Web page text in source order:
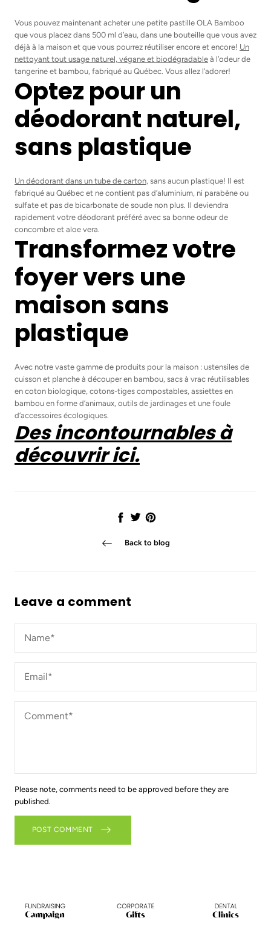
Vous pouvez maintenant acheter une petite pastille OLA Bamboo
que vous placez dans 500 ml d’eau, dans une bouteille que vous avez
déjà à la maison et que vous pourrez réutiliser encore et encore! Un
nettoyant tout usage naturel, végane et biodégradable à l’odeur de
tangerine et bambou, fabriqué au Québec. Vous allez l’adorer!
Optez pour un
déodorant naturel,
sans plastique
Un déodorant dans un tube de carton, sans aucun plastique! Il est
fabriqué au Québec et ne contient pas d’aluminium, ni parabène ou
sulfate et pas de bicarbonate de soude non plus. Il deviendra
rapidement votre déodorant préféré avec sa bonne odeur de
concombre et aloe vera.
Transformez votre
foyer vers une
maison sans
plastique
Avec notre vaste gamme de produits pour la maison : ustensiles de
cuisson et planche à découper en bambou, sacs à vrac réutilisables
en coton biologique, cotons-tiges compostables, assiettes en
bambou en forme d’animaux, outils de jardinages et une foule
d’accessoires écologiques.
Des incontournables à
découvrir ici.
ShareTweet
Pin
Back to blog
Leave a comment
Please note, comments need to be approved before they are
published.
POST COMMENT